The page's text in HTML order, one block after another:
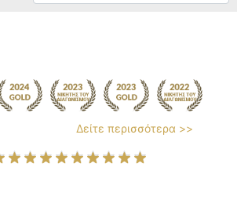
Δείτε περισσότερα >>